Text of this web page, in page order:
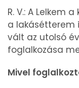
R. V.: A Lelkem
a lakásétterem
vált az utolsó
foglalkozása
Mivel